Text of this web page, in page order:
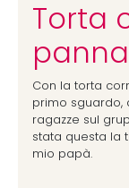
Torta
panna
Con la torta
primo sguardo,
ragazze sul
stata questa la
mio papà.